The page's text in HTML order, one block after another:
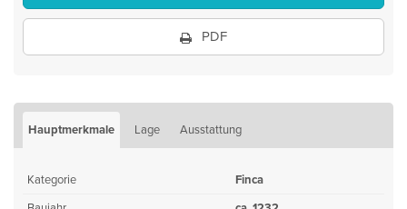
PDF
Hauptmerkmale Lage Ausstattung
Kategorie
Finca